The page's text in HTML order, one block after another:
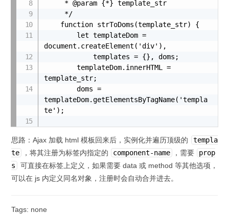
document.createElement('div'),
template_str;
templateDom.getElementsByTagName('templa
te');
i++) {
            const template = doms[i];
            let component_name =
template.getAttribute('component-name');
                continue;
思路：Ajax 加载 html 模板回来后，实例化并遍历顶级的
templa
te
，将其注册为标签内指定的 component-name ，需要
prop
s
可直接在标签上定义，如果需要 data 或 method 等其他选项，
可以在 js 内定义同名对象，注册时会自动合并进去。
Tags: none